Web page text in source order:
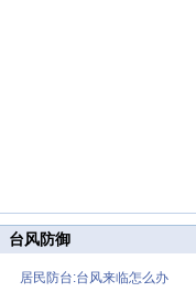
台风防御
居民防台:台风来临怎么办